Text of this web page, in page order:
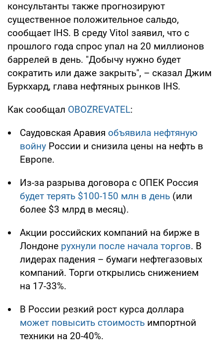
консультанты также прогнозируют
существенное положительное сальдо,
сообщает IHS. В среду Vitol заявил, что с
прошлого года спрос упал на 20 миллионов
баррелей в день. "Добычу нужно будет
сократить или даже закрыть", – сказал Джим
Буркхард, глава нефтяных рынков IHS.
Как сообщал OBOZREVATEL:
Саудовская Аравия объявила нефтяную
войну России и снизила цены на нефть в
Европе.
Из-за разрыва договора с ОПЕК Россия
будет терять $100-150 млн в день (или
более $3 млрд в месяц).
Акции российских компаний на бирже в
Лондоне рухнули после начала торгов. В
лидерах падения – бумаги нефтегазовых
компаний. Торги открылись снижением
на 17-33%.
В России резкий рост курса доллара
может повысить стоимость импортной
техники на 20-40%.